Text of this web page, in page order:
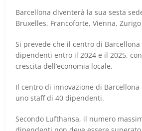
Barcellona diventerà la sua sesta
Bruxelles, Francoforte, Vienna,
Si prevede che il centro di
dipendenti entro il 2024 e il 2025,
crescita dell’economia locale.
Il centro di innovazione di Barcellona
uno staff di 40 dipendenti.
Secondo Lufthansa, il numero